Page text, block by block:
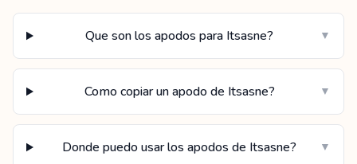
Que son los apodos para Itsasne? ▼
Como copiar un apodo de Itsasne? ▼
Donde puedo usar los apodos de Itsasne? ▼